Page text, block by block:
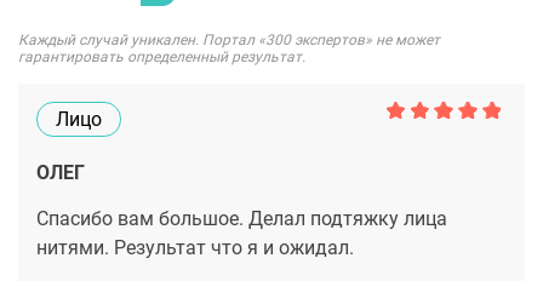
Каждый случай уникален. Портал «300 экспертов» не может
гарантировать определенный результат.
Лицо
ОЛЕГ
Спасибо вам большое. Делал подтяжку лица
нитями. Результат что я и ожидал.